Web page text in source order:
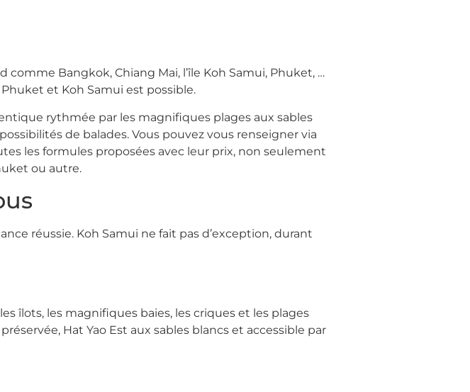
Bangkok, Chiang Mai, l’île Koh Samui, Phuket, …
et Koh Samui est possible.
rythmée par les magnifiques plages aux sables
de balades. Vous pouvez vous renseigner via
les formules proposées avec leur prix, non seulement
ou autre.
réussie. Koh Samui ne fait pas d’exception, durant
îlots, les magnifiques baies, les criques et les plages
Hat Yao Est aux sables blancs et accessible par